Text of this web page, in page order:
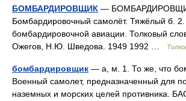
БОМБАРДИРОВЩИК —
Бомбардировочный самолёт. Тяжёлый б. 2.
бомбардировочной авиации. Толковый
Ожегов, Н.Ю. Шведова. 1949 1992 …
бомбардировщик — а, м. 1. То же, что
Военный самолет, предназначенный для
наземных и морских целей противника.